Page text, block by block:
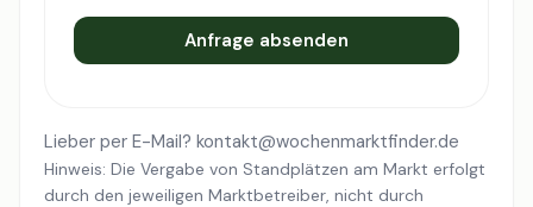
Anfrage absenden
Lieber per E-Mail? kontakt@wochenmarktfinder.de
Hinweis: Die Vergabe von Standplätzen am Markt erfolgt
durch den jeweiligen Marktbetreiber, nicht durch